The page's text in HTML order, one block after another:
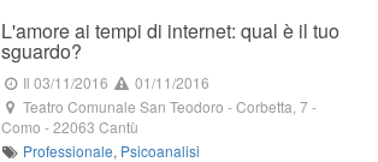
L'amore ai tempi di internet: qual è il tuo
sguardo?
Il 03/11/2016
01/11/2016
Teatro Comunale San Teodoro-Corbetta, 7-
Como -22063 Cantù
Professionale, Psicoanalisi